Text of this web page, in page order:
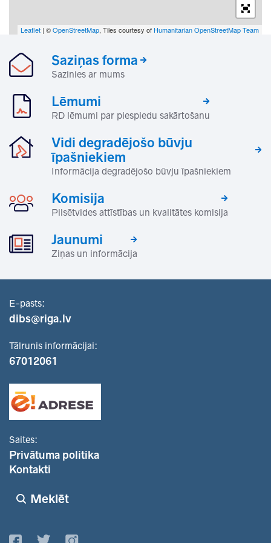
Leaflet | ©OpenStreetMap, Tiles courtesy of Humanitarian OpenStreetMap Team
Saziņas forma
Sazinies ar mums
Lēmumi
RD lēmumi par piespiedu sakārtošanu
Vidi degradējošo būvju
īpašniekiem
Informācija degradējošo būvju īpašniekiem
Komisija
Pilsētvides attīstības un kvalitātes komisija
Jaunumi
Ziņas un informācija
E-pasts:
dibs@riga.lv
Tālrunis informācijai:
67012061
Saites:
Privātuma politika
Kontakti
Meklēt